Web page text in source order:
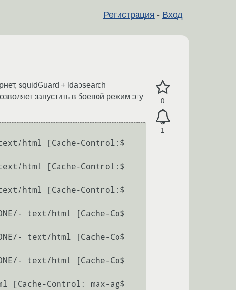
Регистрация - Вход
0
1
squidGuard + ldapsearch
запустить в боевой режим эту
html [Cache-Control:$
html [Cache-Control:$
html [Cache-Control:$
text/html [Cache-Co$
text/html [Cache-Co$
text/html [Cache-Co$
Control: max-ag$